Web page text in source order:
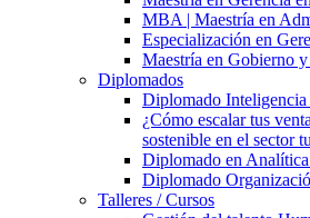
MBA | Maestría en
Especialización en
Maestría en Gobierno
Diplomados
Diplomado
¿Cómo escalar tus
sostenible en el sector
Diplomado en
Diplomado
Talleres / Cursos